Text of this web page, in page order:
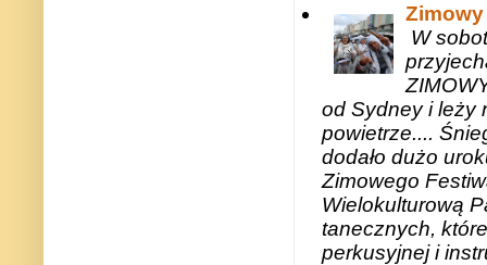
W
od Sydney i leży
powietrze....
dodało dużo
Zimowego
Wielokulturową
tanecznych,
perkusyjnej i